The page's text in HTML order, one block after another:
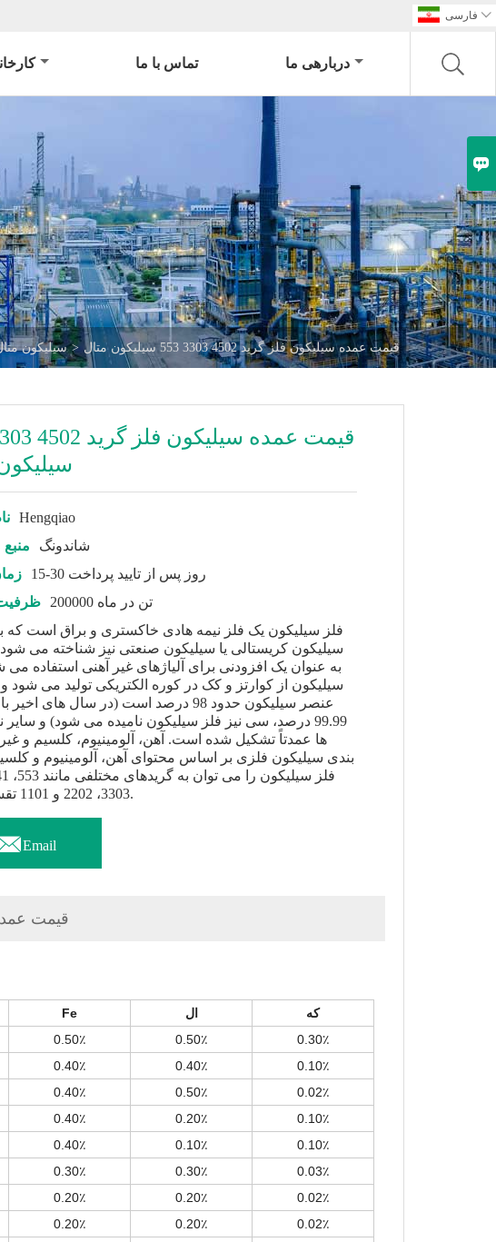
فارسی 
تماس با ما دربارهی ما
سیلیکون > قیمت عمده سیلیکون فلز گرید 4502 3303 553 سیلیکون متال
Hengqiao
شاندونگ
15-30 روز پس از تایید پرداخت
200000 تن در ماه
فلز سیلیکون یک فلز نیمه هادی خاکستری و براق است که
سیلیکون کریستالی یا سیلیکون صنعتی نیز شناخته می شود
به عنوان یک افزودنی برای آلیاژهای غیر آهنی استفاده می
سیلیکون از کوارتز و کک در کوره الکتریکی تولید می شود
عنصر سیلیکون حدود 98 درصد است (در سال های
99.99 درصد، سی نیز فلز سیلیکون نامیده می شود) و سایر
ها عمدتاً تشکیل شده است. آهن، آلومینیوم، کلسیم و
بندی سیلیکون فلزی بر اساس محتوای آهن، آلومینیوم و
3303، 2202 و 1101 تقسیم کرد.
Email
قیمت عمده
Fe ال
که
0.50٪ 0.50٪
0.30٪
0.40٪ 0.40٪
0.10٪
0.40٪ 0.50٪
0.02٪
0.40٪ 0.20٪
0.10٪
0.40٪ 0.10٪
0.10٪
0.30٪ 0.30٪
0.03٪
0.20٪ 0.20٪
0.02٪
0.20٪ 0.20٪
0.02٪
